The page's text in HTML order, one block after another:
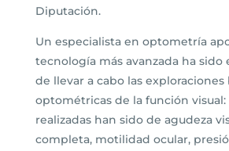
Diputación.
Un especialista en optometría
tecnología más avanzada ha sido
de llevar a cabo las exploraciones
optométricas de la función visual:
realizadas han sido de agudeza
completa, motilidad ocular,